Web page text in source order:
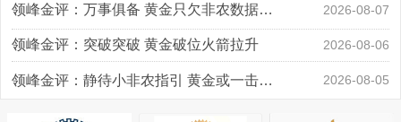
领峰金评：万事俱备 黄金只欠非农数据“东风” 2026-08-07
领峰金评：突破突破 黄金破位火箭拉升 2026-08-06
领峰金评：静待小非农指引 黄金或一击破局 2026-08-05